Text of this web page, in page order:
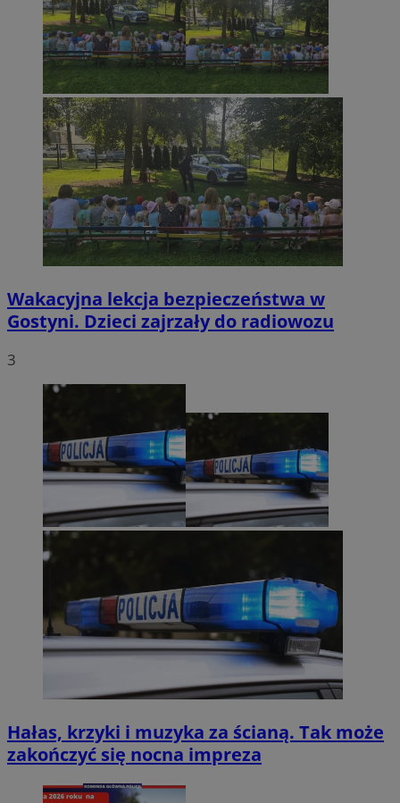
Wakacyjna lekcja bezpieczeństwa w
Gostyni. Dzieci zajrzały do radiowozu
3
Hałas, krzyki i muzyka za ścianą. Tak może
zakończyć się nocna impreza